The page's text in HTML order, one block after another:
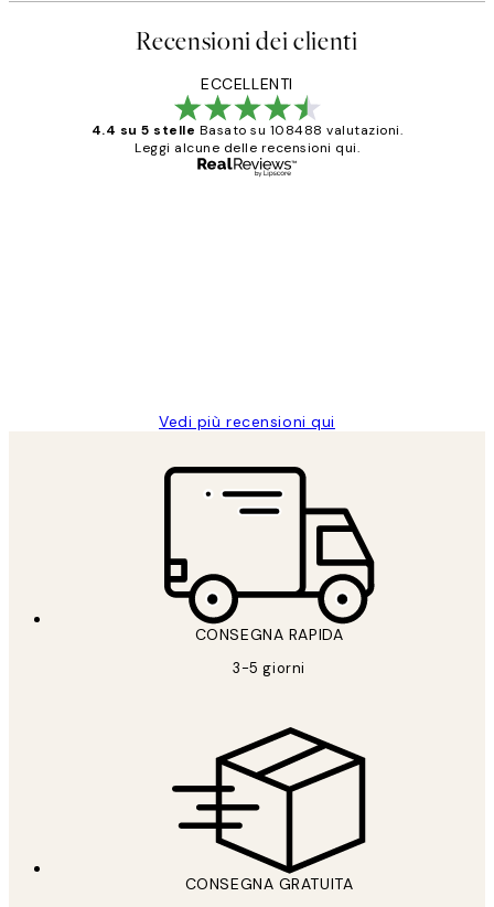
Recensioni dei clienti
ECCELLENTI
4.4 su 5 stelle Basato su 108488 valutazioni.
Leggi alcune delle recensioni qui.
Vedi più recensioni qui
CONSEGNA RAPIDA
3-5 giorni
CONSEGNA GRATUITA